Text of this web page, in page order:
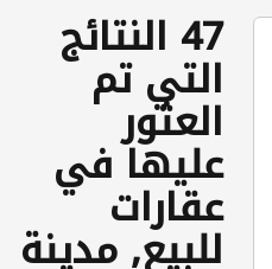
47 النتائج
التي تم
العثور
عليها في
عقارات
للبيع, مدينة